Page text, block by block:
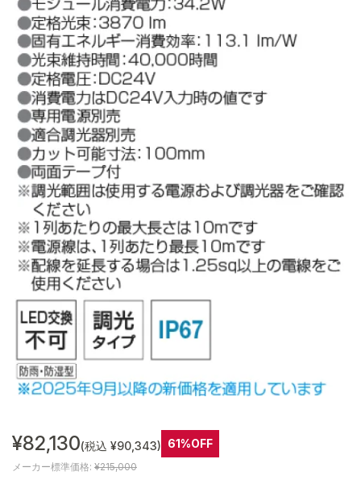
¥82,130(税込 ¥90,343) 61%OFF
メーカー標準価格: ¥215,000